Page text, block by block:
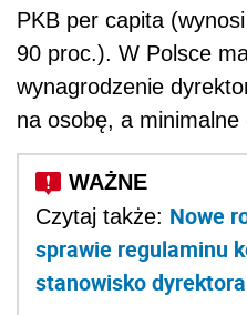
PKB per capita
90 proc.). W Polsce
wynagrodzenie
na osobę, a minimalne
Czytaj także: Nowe
sprawie regulaminu
stanowisko